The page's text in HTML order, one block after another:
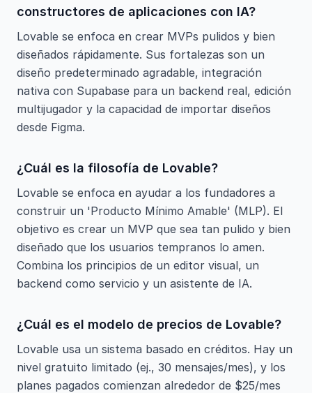
constructores de aplicaciones con IA?
Lovable se enfoca en crear MVPs pulidos y bien
diseñados rápidamente. Sus fortalezas son un
diseño predeterminado agradable, integración
nativa con Supabase para un backend real, edición
multijugador y la capacidad de importar diseños
desde Figma.
¿Cuál es la filosofía de Lovable?
Lovable se enfoca en ayudar a los fundadores a
construir un 'Producto Mínimo Amable' (MLP). El
objetivo es crear un MVP que sea tan pulido y bien
diseñado que los usuarios tempranos lo amen.
Combina los principios de un editor visual, un
backend como servicio y un asistente de IA.
¿Cuál es el modelo de precios de Lovable?
Lovable usa un sistema basado en créditos. Hay un
nivel gratuito limitado (ej., 30 mensajes/mes), y los
planes pagados comienzan alrededor de $25/mes